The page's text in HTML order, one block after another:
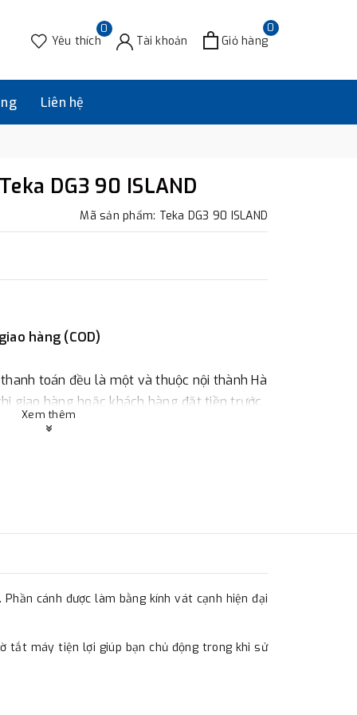
0
Yêu thích Tài khoản
0
Giỏ hàng
Liên hệ
DG3 90 ISLAND
Mã sản phẩm: Teka DG3 90 ISLAND
hàng (COD)
toán đều là một và thuộc nội thành Hà
giao hàng hoặc khách hàng đặt tiền trước
vào đơn hàng.
Nội. Chúng tôi sẽ thu tiền trước 100% giá
Xem thêm
cánh được làm bằng kính vát cạnh hiện đại
tắt máy tiện lợi giúp bạn chủ động trong khi sử